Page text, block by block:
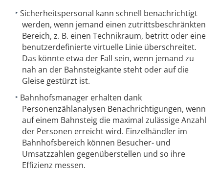
Sicherheitspersonal kann schnell benachrichtigt
werden, wenn jemand einen zutrittsbeschränkten
Bereich, z. B. einen Technikraum, betritt oder eine
benutzerdefinierte virtuelle Linie überschreitet.
Das könnte etwa der Fall sein, wenn jemand zu
nah an der Bahnsteigkante steht oder auf die
Gleise gestürzt ist.
Bahnhofsmanager erhalten dank
Personenzählanalysen Benachrichtigungen, wenn
auf einem Bahnsteig die maximal zulässige Anzahl
der Personen erreicht wird. Einzelhändler im
Bahnhofsbereich können Besucher- und
Umsatzzahlen gegenüberstellen und so ihre
Effizienz messen.